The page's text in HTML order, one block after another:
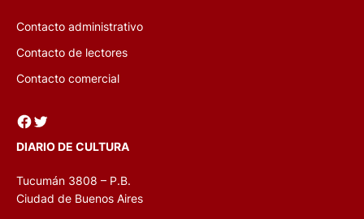
Contacto administrativo
Contacto de lectores
Contacto comercial
Facebook Twitter
DIARIO DE CULTURA
Tucumán 3808 – P.B.
Ciudad de Buenos Aires